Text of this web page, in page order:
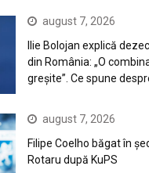
august 7, 2026
Ilie Bolojan explică
din România: „O
greșite”. Ce spune
august 7, 2026
Filipe Coelho băgat în
Rotaru după KuPS